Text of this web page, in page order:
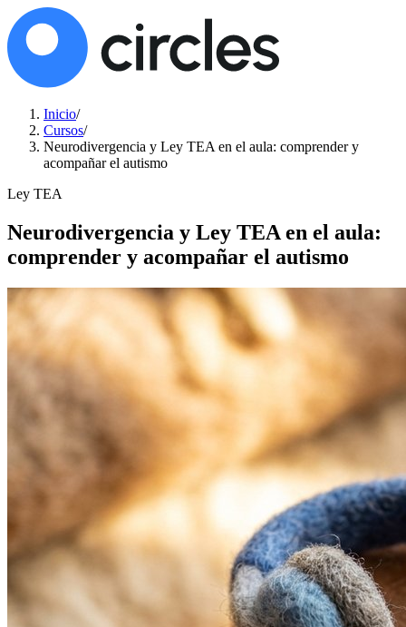
Inicio/
Cursos/
Neurodivergencia y Ley TEA en el aula: comprender y
acompañar el autismo
Ley TEA
Neurodivergencia y Ley TEA en el aula:
comprender y acompañar el autismo